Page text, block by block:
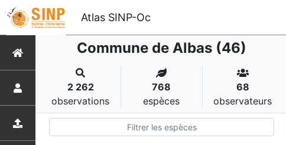
Atlas SINP-Oc
Commune de Albas (46)
2 262
observations
768
espèces
68
observateurs